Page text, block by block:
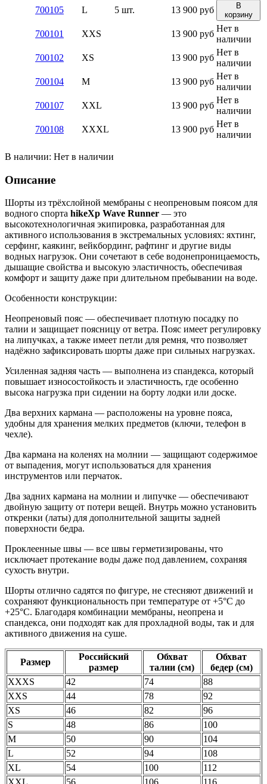
700105
L 5 шт. 13 900 руб
В
корзину
700101 XXS 13 900 руб
Нет в
наличии
700102
XS 13 900 руб
Нет в
наличии
700104
M 13 900 руб
Нет в
наличии
700107
XXL 13 900 руб
Нет в
наличии
700108
XXXL 13 900 руб
Нет в
наличии
В наличии: Нет в наличии
Описание
Шорты из трёхслойной мембраны с неопреновым поясом для
водного спорта hikeXp Wave Runner — это
высокотехнологичная экипировка, разработанная для
активного использования в экстремальных условиях: яхтинг,
серфинг, каякинг, вейкбординг, рафтинг и другие виды
водных нагрузок. Они сочетают в себе водонепроницаемость,
дышащие свойства и высокую эластичность, обеспечивая
комфорт и защиту даже при длительном пребывании на воде.
Особенности конструкции:
Неопреновый пояс — обеспечивает плотную посадку по
талии и защищает поясницу от ветра. Пояс имеет регулировку
на липучках, а также имеет петли для ремня, что позволяет
надёжно зафиксировать шорты даже при сильных нагрузках.
Усиленная задняя часть — выполнена из спандекса, который
повышает износостойкость и эластичность, где особенно
высока нагрузка при сидении на борту лодки или доске.
Два верхних кармана — расположены на уровне пояса,
удобны для хранения мелких предметов (ключи, телефон в
чехле).
Два кармана на коленях на молнии — защищают содержимое
от выпадения, могут использоваться для хранения
инструментов или перчаток.
Два задних кармана на молнии и липучке — обеспечивают
двойную защиту от потери вещей. Внутрь можно установить
откренки (латы) для дополнительной защиты задней
поверхности бедра.
Проклеенные швы — все швы герметизированы, что
исключает протекание воды даже под давлением, сохраняя
сухость внутри.
Шорты отлично садятся по фигуре, не стесняют движений и
сохраняют функциональность при температуре от +5°C до
+25°C. Благодаря комбинации мембраны, неопрена и
спандекса, они подходят как для прохладной воды, так и для
активного движения на суше.
Размер
Российский
размер
Обхват
талии (см)
Обхват
бедер (см)
XXXS
42 74
88
XXS
44 78
92
XS
46 82
96
S
48 86
100
M
50 90
104
L
52 94
108
XL
54 100
112